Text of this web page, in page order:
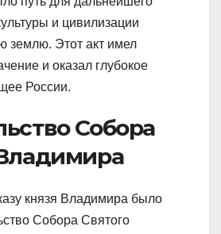
и цивилизации
землю. Этот акт имел
и оказал глубокое
России.
Собора
князя Владимира было
Собора Святого